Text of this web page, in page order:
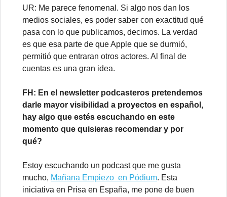
UR: Me parece fenomenal. Si algo nos dan los
medios sociales, es poder saber con exactitud qué
pasa con lo que publicamos, decimos. La verdad
es que esa parte de que Apple que se durmió,
permitió que entraran otros actores. Al final de
cuentas es una gran idea.
FH: En el newsletter podcasteros pretendemos
darle mayor visibilidad a proyectos en español,
hay algo que estés escuchando en este
momento que quisieras recomendar y por
qué?
Estoy escuchando un podcast que me gusta
mucho, Mañana Empiezo en Pódium. Esta
iniciativa en Prisa en España, me pone de buen